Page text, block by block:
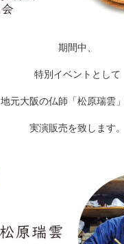
期間中、
特別イベントとして
地元大阪の仏師「松原瑞雲
実演販売を致します。